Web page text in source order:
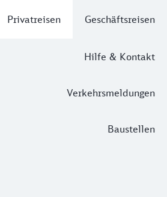
Privatreisen Geschäftsreisen
Hilfe & Kontakt
Verkehrsmeldungen
Baustellen